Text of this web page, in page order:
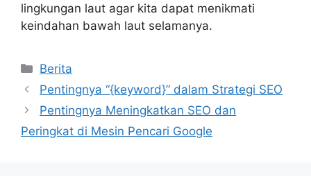
lingkungan laut agar kita dapat menikmati
keindahan bawah laut selamanya.
Categories
Berita
Pentingnya “{keyword}” dalam Strategi SEO
Pentingnya Meningkatkan SEO dan
Peringkat di Mesin Pencari Google